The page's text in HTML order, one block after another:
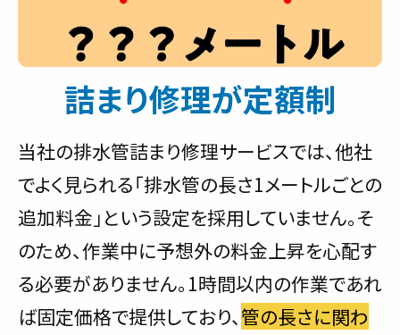
詰まり修理が定額制
当社の排水管詰まり修理サービスでは、他社
でよく見られる「排水管の長さ1メートルごとの
追加料金」という設定を採用していません。そ
のため、作業中に予想外の料金上昇を心配す
る必要がありません。1時間以内の作業であれ
ば固定価格で提供しており、管の長さに関わ